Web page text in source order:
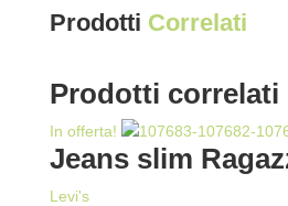
Prodotti Correlati
Prodotti correlati
In offerta!
Jeans slim
Levi's